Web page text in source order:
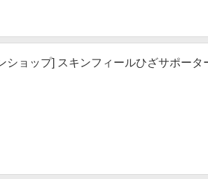
ショップ] スキンフィールひざサポータ